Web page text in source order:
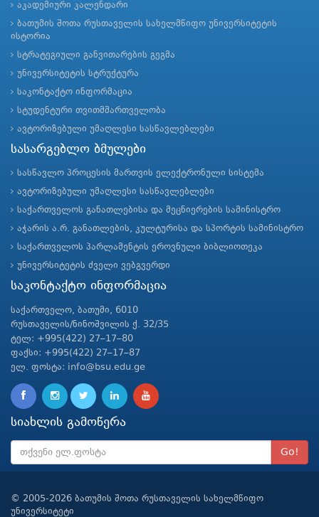
აკადემიური კალენდარი
ბათუმის შოთა რუსთაველის სახელმწიფო უნივერსიტეტის
ისტორია
სტრატეგიული განვითარების გეგმა
უნივერსიტეტის სტრუქტურა
საკონტაქტო ინფორმაცია
სტუდენტური თვითმმართველობა
ავტორიზებული უმაღლესი სასწავლებლები
სასარგებლო ბმულები
სასწავლო პროცესის მართვის ელექტრონული სისტემა
ავტორიზებული უმაღლესი სასწავლებლები
საქართველოს განათლებისა და მეცნიერების სამინისტრო
აჭარის ა.რ. განათლების, კულტურისა და სპორტის სამინისტრო
საქართველოს პარლამენტის ეროვნული ბიბლიოთეკა
უნივერსიტეტის ძველი ვებგვერდი
საკონტაქტო ინფორმაცია
საქართველო, ბათუმი, 6010
რუსთაველის/ნინოშვილის ქ. 32/35
ტელ: +995(422) 27–17–80
ფაქსი: +995(422) 27–17–87
ელ. ფოსტა: info@bsu.edu.ge
სიახლის გამოწერა
Go!
© 2005-2026 ბათუმის შოთა რუსთაველის სახელმწიფო
უნივერსიტეტი